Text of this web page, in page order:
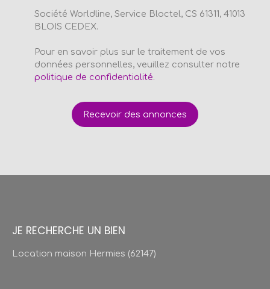
Société Worldline, Service Bloctel, CS 61311, 41013
BLOIS CEDEX.
Pour en savoir plus sur le traitement de vos
données personnelles, veuillez consulter notre
politique de confidentialité.
Recevoir des annonces
JE RECHERCHE UN BIEN
Location maison Hermies (62147)